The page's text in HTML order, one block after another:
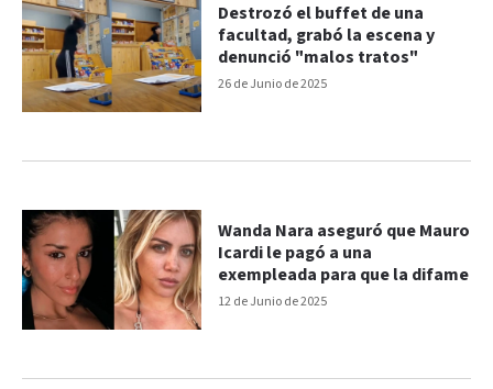
26 de Junio de 2025
Destrozó el buffet de una
facultad, grabó la escena y
denunció "malos tratos"
12 de Junio de 2025
Wanda Nara aseguró que Mauro
Icardi le pagó a una
exempleada para que la difame